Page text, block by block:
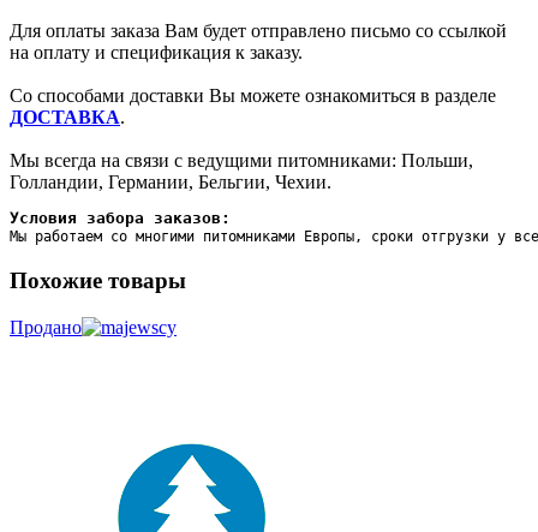
Для оплаты заказа Вам будет отправлено письмо со ссылкой
на оплату и спецификация к заказу.
Со способами доставки Вы можете ознакомиться в разделе
ДОСТАВКА.
Мы всегда на связи с ведущими питомниками: Польши,
Голландии, Германии, Бельгии, Чехии.
Условия забора заказов:
Мы работаем со многими питомниками Европы, сроки отгрузки у
Похожие товары
Продано